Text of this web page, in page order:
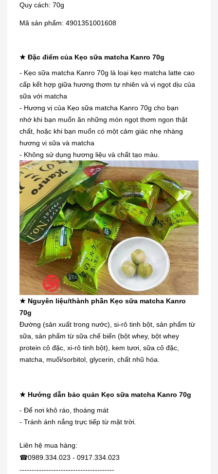
Quy cách: 70g
Mã sản phẩm: 4901351001608
★ Đặc điểm của Kẹo sữa matcha Kanro 70g
- Kẹo sữa matcha Kanro 70g là loại kẹo matcha latte cao
cấp kết hợp giữa hương thơm tự nhiên và vị ngọt dịu của
sữa với matcha
- Hương vị của Kẹo sữa matcha Kanro 70g cho bạn
nhớ khi bạn muốn ăn những món ngọt thơm ngon thật
chất, hoặc khi bạn muốn có một cảm giác nhẹ nhàng
hương vị sữa và matcha
- Không sử dụng hương liệu và chất tạo màu.
★ Nguyên liệu/thành phần Kẹo sữa matcha Kanro
70g
Đường (sản xuất trong nước), si-rô tinh bột, sản phẩm từ
sữa, sản phẩm từ sữa chế biến (bột whey, bột whey
protein cô đặc, xi-rô tinh bột), kem tươi, sữa cô đặc,
matcha, muối/sorbitol, glycerin, chất nhũ hóa.
★ Hướng dẫn bảo quản Kẹo sữa matcha Kanro 70g
- Để nơi khô ráo, thoáng mát
- Tránh ánh nắng trực tiếp từ mặt trời.
Liên hệ mua hàng:
☎0989.334.023 - 0917.334.023
---------------------------------------
chai...
230.000₫